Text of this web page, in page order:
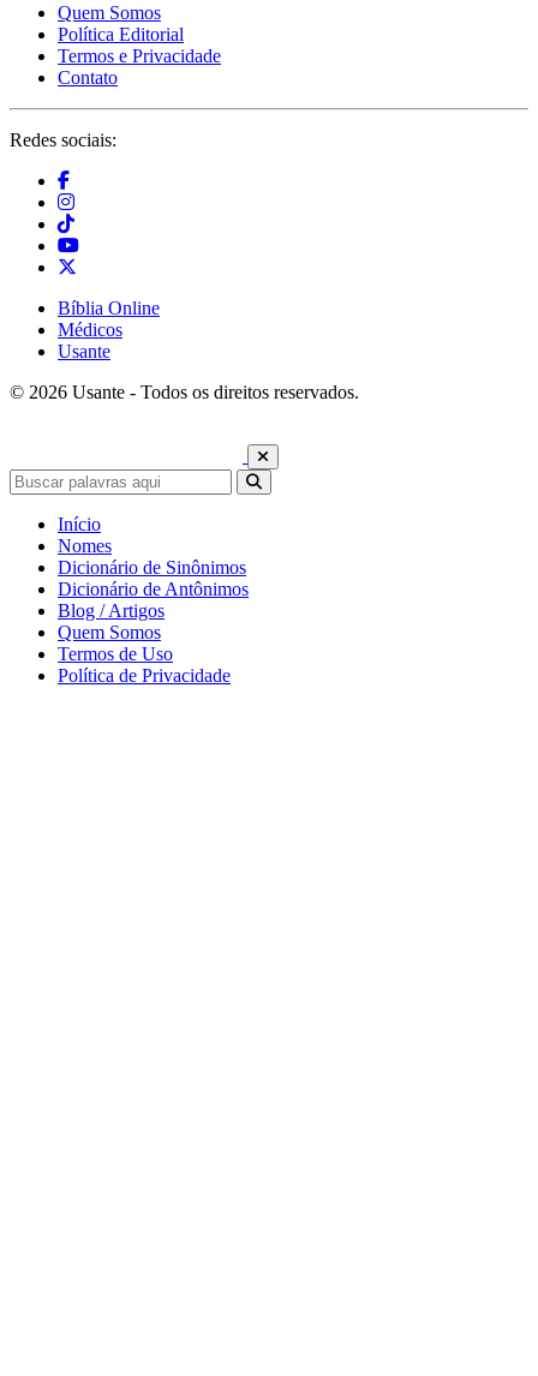
Quem Somos
Política Editorial
Termos e Privacidade
Contato
Redes sociais:
Bíblia Online
Médicos
Usante
© 2026 Usante - Todos os direitos reservados.
Início
Nomes
Dicionário de Sinônimos
Dicionário de Antônimos
Blog / Artigos
Quem Somos
Termos de Uso
Política de Privacidade